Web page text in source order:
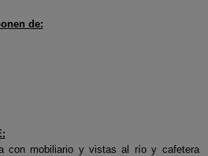
de:
con mobiliario y vistas al río y cafetera